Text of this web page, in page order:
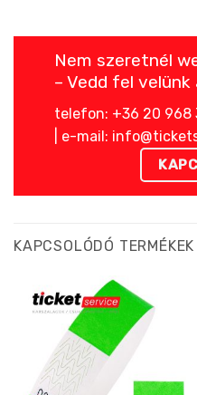
Nem szeretnél
– Vedd fel
telefon: +36 20 968
| e-mail:
KAPCSOLÓDÓ TERMÉKEK